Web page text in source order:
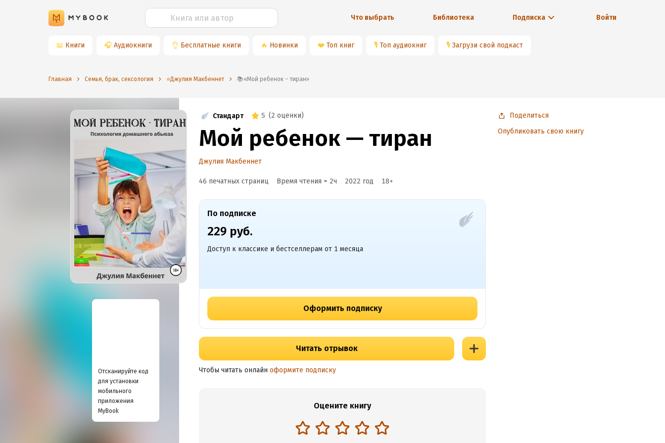
Что выбрать Библиотека Подписка Войти
📖 Книги 🎧 Аудиокниги 👌 Бесплатные книги 🔥 Новинки ❤️ Топ книг 🎙 Топ аудиокниг 🎙 Загрузи свой подкаст
Главная Семья, брак, сексология ⭐️Джулия Макбеннет 📚«Мой ребенок – тиран»
Отсканируйте код
для установки
мобильного
приложения
MyBook
Стандарт 5 (2 оценки)
Мой ребенок — тиран
Джулия Макбеннет
46 печатных страниц Время чтения ≈ 2ч 2022 год 18+
По подписке
229 руб.
Доступ к классике и бестселлерам от 1 месяца
Оформить подписку
Читать отрывок
Чтобы читать онлайн оформите подписку
Оцените книгу
Поделиться
Опубликовать свою книгу